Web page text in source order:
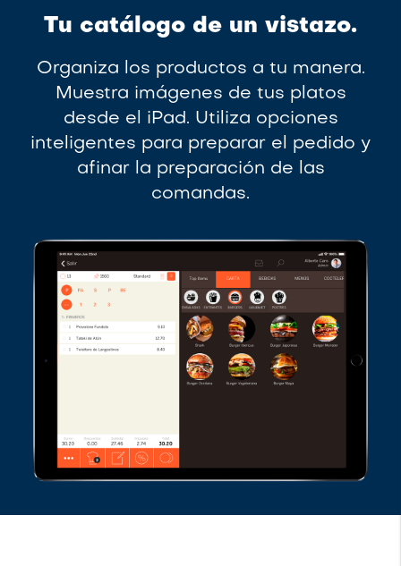
Tu catálogo de un vistazo.
Organiza los productos a tu manera.
Muestra imágenes de tus platos
desde el iPad. Utiliza opciones
inteligentes para preparar el pedido y
afinar la preparación de las
comandas.